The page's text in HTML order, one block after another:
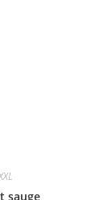
sauge